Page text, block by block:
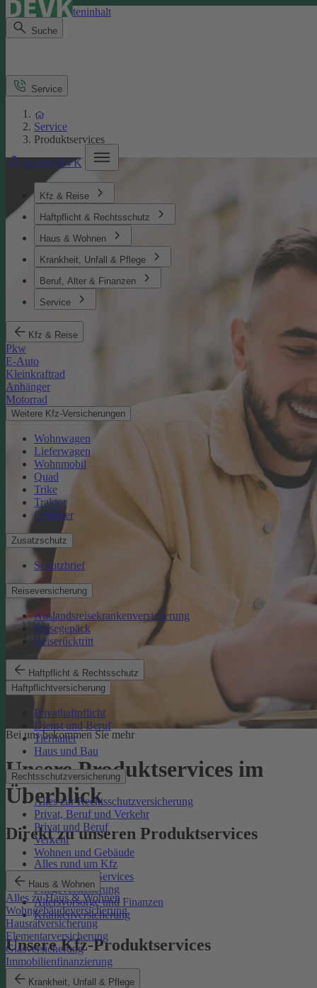
Direkt zum Seiteninhalt
Suche
meineDEVK
Kfz & Reise
Haftpflicht & Rechtsschutz
Haus & Wohnen
Krankheit, Unfall & Pflege
Beruf, Alter & Finanzen
Service
Kfz & Reise
Pkw
E-Auto
Kleinkraftrad
Anhänger
Motorrad
Weitere Kfz-Versicherungen
Wohnwagen
Lieferwagen
Wohnmobil
Quad
Trike
Traktor
Oldtimer
Zusatzschutz
Schutzbrief
Reiseversicherung
Auslandsreisekrankenversicherung
Reisegepäck
Reiserücktritt
Haftpflicht & Rechtsschutz
Haftpflichtversicherung
Privathaftpflicht
Dienst und Beruf
Tierhalter
Haus und Bau
Rechtsschutzversicherung
Alles zur Rechtsschutzversicherung
Privat, Beruf und Verkehr
Privat und Beruf
Verkehr
Wohnen und Gebäude
Haus & Wohnen
Alles zu Haus & Wohnen
Wohngebäudeversicherung
Hausratversicherung
Elementarversicherung
Glasversicherung
Immobilienfinanzierung
Krankheit, Unfall & Pflege
Service
Service
Produktservices
Bei uns bekommen Sie mehr
Unsere Produktservices im
Überblick
Direkt zu unseren Produktservices
Alles rund um Kfz
Rechtsschutz-Services
Pflegeversicherung
Altersvorsorge und Finanzen
Krankenversicherung
Unsere Kfz-Produktservices
eVB-Nummer